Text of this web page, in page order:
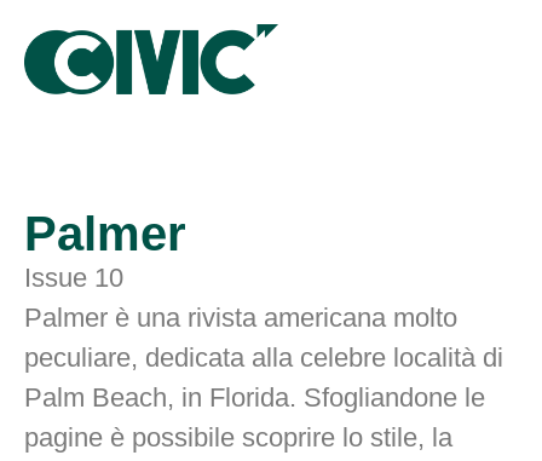
Palmer
Issue 10
Palmer è una rivista americana molto
peculiare, dedicata alla celebre località di
Palm Beach, in Florida. Sfogliandone le
pagine è possibile scoprire lo stile, la